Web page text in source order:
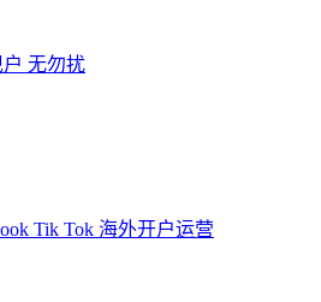
无勿扰
Tik Tok 海外开户运营